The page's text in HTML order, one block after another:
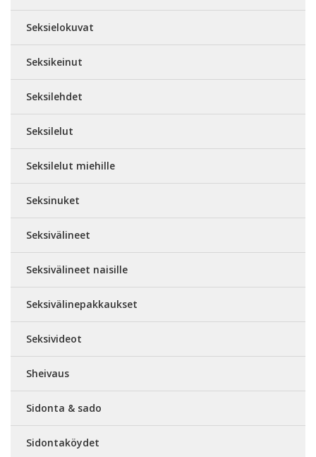
Seksielokuvat
Seksikeinut
Seksilehdet
Seksilelut
Seksilelut miehille
Seksinuket
Seksivälineet
Seksivälineet naisille
Seksivälinepakkaukset
Seksivideot
Sheivaus
Sidonta & sado
Sidontaköydet